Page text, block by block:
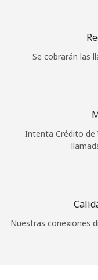
Se cobrarán las
Intenta Crédito de
Nuestras conexiones